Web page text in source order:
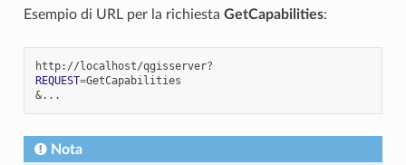
Esempio di URL per la richiesta GetCapabilities:
REQUEST=
&
Nota